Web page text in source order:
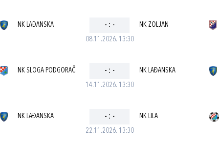
08.11.2026. 13:30
NK LAĐANSKA - : - NK ZOLJAN
14.11.2026. 13:30
NK SLOGA PODGORAČ - : - NK LAĐANSKA
22.11.2026. 13:30
NK LAĐANSKA - : - NK LILA